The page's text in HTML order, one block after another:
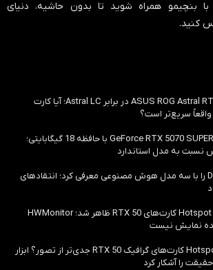
بنچیمو همراه شوید تا بدون حاشیه، دنیای
کنید.
بررسی ASUS ROG Astral RTX 5090 در برابر Astral LC؛ آیا کارت
سریع‌تر است؟
احتمال معرفی GeForce RTX 5070 SUPER با حافظه 18 گیگابایتی؛
نسبت به مدل استاندارد
انویدیا DLSS 5 را با سه مدل هوش مصنوعی معرفی کرد؛ انتقادهای
بالاخره سنسور Hotspot کارت‌های RTX 50 ظاهر شد؛ HWMonitor
مشکل دمای Hotspot کارت‌های گرافیک RTX 50 جدی‌تر از تصور؟ ابزار
را آشکار کرد